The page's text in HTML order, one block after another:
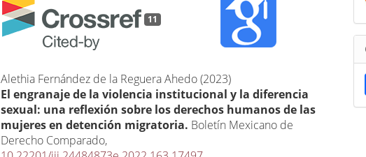
11
Alethia Fernández de la Reguera Ahedo (2023)
El engranaje de la violencia institucional y la diferencia
sexual: una reflexión sobre los derechos humanos de las
mujeres en detención migratoria. Boletín Mexicano de
Derecho Comparado,